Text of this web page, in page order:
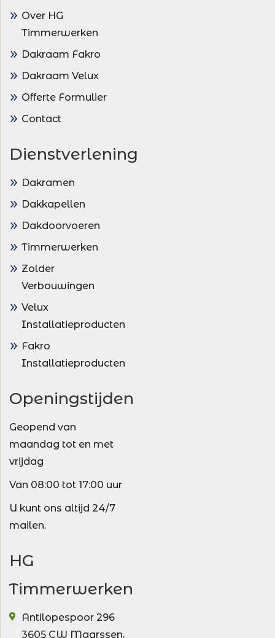
Over HG
Timmerwerken
Dakraam Fakro
Dakraam Velux
Offerte Formulier
Contact
Dienstverlening
Dakramen
Dakkapellen
Dakdoorvoeren
Timmerwerken
Zolder
Verbouwingen
Velux
Installatieproducten
Fakro
Installatieproducten
Openingstijden
Geopend van
maandag tot en met
vrijdag
Van 08:00 tot 17:00 uur
U kunt ons altijd 24/7
mailen.
HG
Timmerwerken
Antilopespoor 296
3605 CW Maarssen,